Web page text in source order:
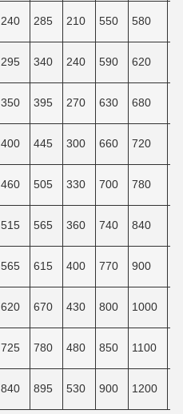
240 285 210 550 580
295 340 240 590 620
350 395 270 630 680
400 445 300 660 720
460 505 330 700 780
515 565 360 740 840
565 615 400 770 900
620 670 430 800 1000
725 780 480 850 1100
840 895 530 900 1200